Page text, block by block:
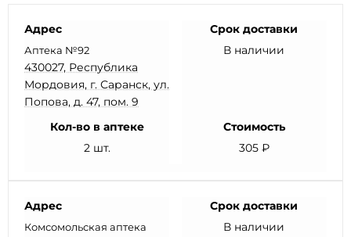
Адрес
Аптека №92
430027, Республика
Мордовия, г. Саранск, ул.
Попова, д. 47, пом. 9
Срок доставки
В наличии
Кол-во в аптеке
2 шт.
Стоимость
305 ₽
Адрес
Комсомольская аптека
Срок доставки
В наличии